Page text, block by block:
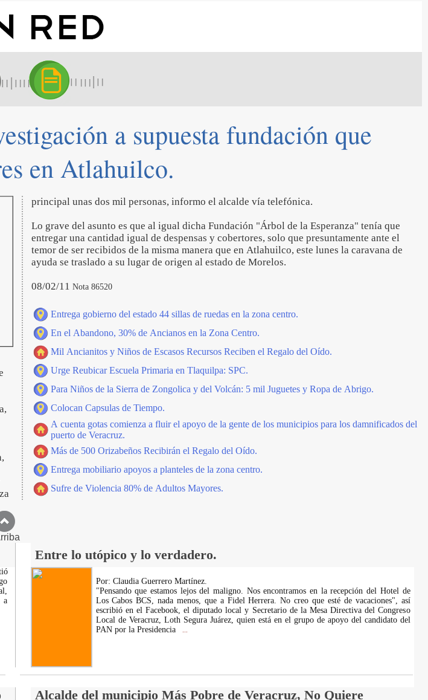
a supuesta fundación que
en Atlahuilco.
principal unas dos mil personas, informo el alcalde vía telefónica.
Lo grave del asunto es que al igual dicha Fundación "Árbol de la Esperanza" tenía que
entregar una cantidad igual de despensas y cobertores, solo que presuntamente ante el
temor de ser recibidos de la misma manera que en Atlahuilco, este lunes la caravana de
ayuda se traslado a su lugar de origen al estado de Morelos.
08/02/11 Nota 86520
Entrega gobierno del estado 44 sillas de ruedas en la zona centro.
En el Abandono, 30% de Ancianos en la Zona Centro.
Mil Ancianitos y Niños de Escasos Recursos Reciben el Regalo del Oído.
Urge Reubicar Escuela Primaria en Tlaquilpa: SPC.
Para Niños de la Sierra de Zongolica y del Volcán: 5 mil Juguetes y Ropa de Abrigo.
Colocan Capsulas de Tiempo.
A cuenta gotas comienza a fluir el apoyo de la gente de los municipios para los damnificados del
puerto de Veracruz.
Más de 500 Orizabeños Recibirán el Regalo del Oído.
Entrega mobiliario apoyos a planteles de la zona centro.
Sufre de Violencia 80% de Adultos Mayores.
Entre lo utópico y lo verdadero.
a
Por: Claudia Guerrero Martínez.
"Pensando que estamos lejos del maligno. Nos encontramos en la recepción del Hotel de
Los Cabos BCS, nada menos, que a Fidel Herrera. No creo que esté de vacaciones", así
escribió en el Facebook, el diputado local y Secretario de la Mesa Directiva del Congreso
Local de Veracruz, Loth Segura Juárez, quien está en el grupo de apoyo del candidato del
PAN por la Presidencia
Alcalde del municipio Más Pobre de Veracruz, No Quiere